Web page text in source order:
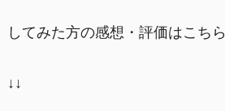
してみた方の感想・評価はこちら
↓↓